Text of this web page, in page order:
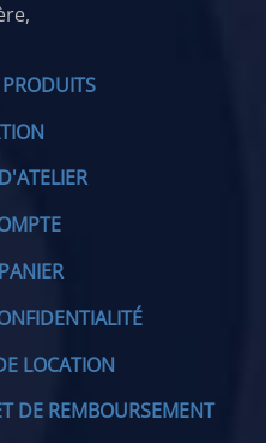
LOCATION
DE REMBOURSEMENT